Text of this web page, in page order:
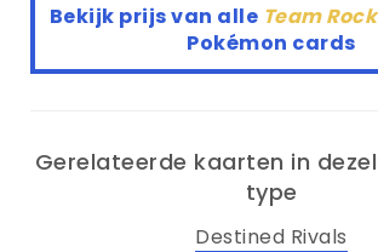
Bekijk prijs van alle Team
Pokémon cards
Gerelateerde kaarten in
type
Destined Rivals